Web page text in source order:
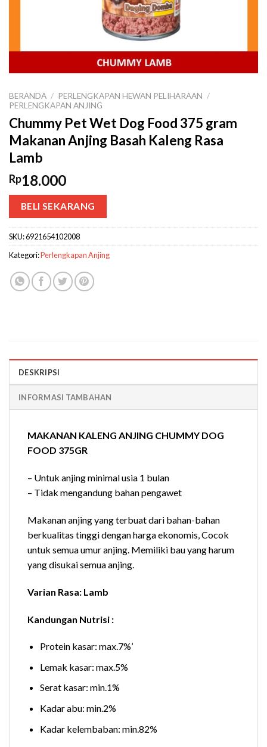
BERANDA / PERLENGKAPAN HEWAN PELIHARAAN /
PERLENGKAPAN ANJING
Chummy Pet Wet Dog Food 375 gram
Makanan Anjing Basah Kaleng Rasa
Lamb
Rp18.000
BELI SEKARANG
SKU:6921654102008
Kategori:Perlengkapan Anjing
DESKRIPSI
INFORMASI TAMBAHAN
MAKANAN KALENG ANJING CHUMMY DOG
FOOD 375GR
– Untuk anjing minimal usia 1 bulan
– Tidak mengandung bahan pengawet
Makanan anjing yang terbuat dari bahan-bahan
berkualitas tinggi dengan harga ekonomis, Cocok
untuk semua umur anjing. Memiliki bau yang harum
yang disukai semua anjing.
Varian Rasa: Lamb
Kandungan Nutrisi :
Protein kasar: max.7%’
Lemak kasar: max.5%
Serat kasar: min.1%
Kadar abu: min.2%
Kadar kelembaban: min.82%